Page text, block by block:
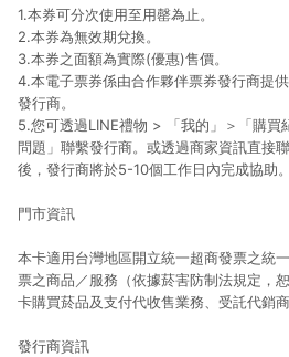
1.本券可分次使用至用罄為止。
2.本券為無效期兌換。
3.本券之面額為實際(優惠)售價。
4.本電子票券係由合作夥伴票券發行商提
發行商。
5.您可透過LINE禮物 > 「我的」＞「購買
問題」聯繫發行商。或透過商家資訊直接
後，發行商將於5-10個工作日內完成協助。
門市資訊
本卡適用台灣地區開立統一超商發票之統
票之商品／服務（依據菸害防制法規定，
卡購買菸品及支付代收售業務、受託代銷商
發行商資訊